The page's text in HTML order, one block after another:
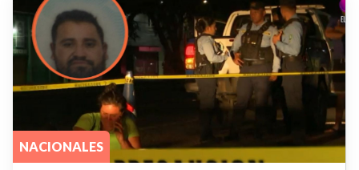
NACIONALES